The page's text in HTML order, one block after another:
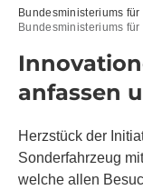
Bundesministeriums
Bundesministeriums
anfassen
Herzstück der
Sonderfahrzeug
welche allen